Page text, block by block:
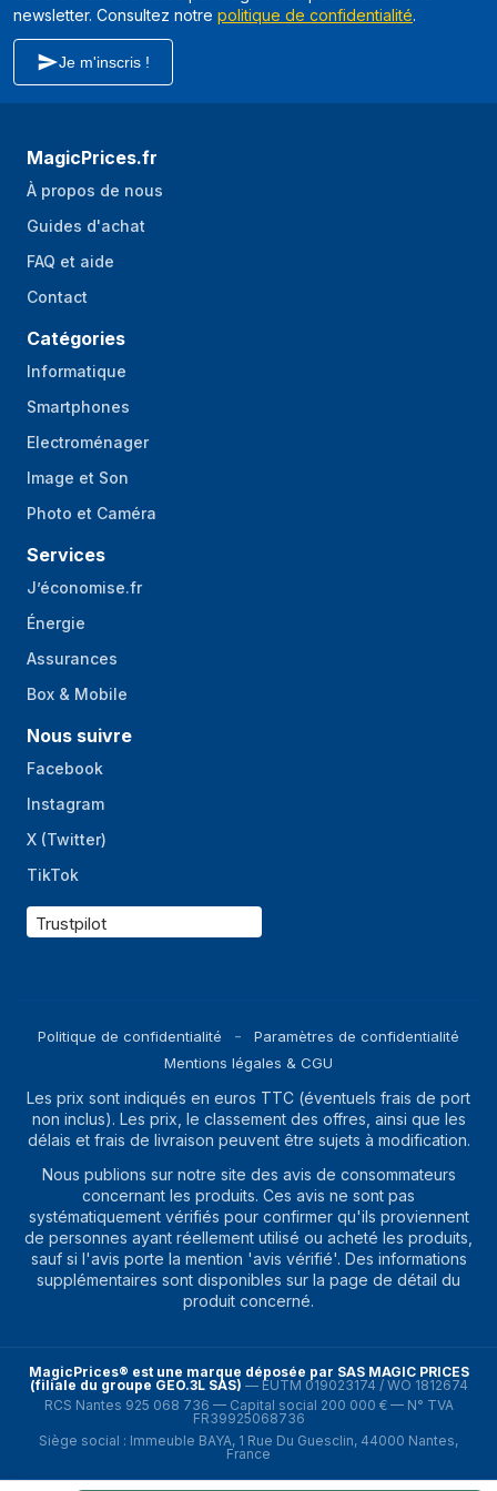
Capacité nette du
réfrigérateur
No Frost
Oui
Nombre de
clayettes/bacs du
réfrigérateur
Nombre de tiroirs à
fonctionnement très
froid
Lumière intérieure
du réfrigérateur
Type de lampe
Nombre d'étagères
amovibles
Compartiments de
réfrigérateur
œufs
Nombre de
tablettes à œufs
Balcon porte-
Fonction
Autres caractéristiques
Placement de
l'appareil
Sous comptoir
Couleur du produit Acier inoxydable
Écran integré Oui
Nom de la couleur Silver Inox
Emplacement
Droite
Angle d'ouverture
de la porte
105°
Position de l’écran Sur la porte
newsletter. Consultez notre politique de confidentialité.
Je m'inscris !
MagicPrices.fr
À propos de nous
Guides d'achat
FAQ et aide
Contact
Catégories
Informatique
Smartphones
Electroménager
Image et Son
Photo et Caméra
Services
J’économise.fr
Énergie
Assurances
Box & Mobile
Nous suivre
Facebook
Instagram
X (Twitter)
TikTok
Trustpilot
Politique de confidentialité
Paramètres de confidentialité
Mentions légales & CGU
Les prix sont indiqués en euros TTC (éventuels frais de port
non inclus). Les prix, le classement des offres, ainsi que les
délais et frais de livraison peuvent être sujets à modification.
Nous publions sur notre site des avis de consommateurs
concernant les produits. Ces avis ne sont pas
systématiquement vérifiés pour confirmer qu'ils proviennent
de personnes ayant réellement utilisé ou acheté les produits,
sauf si l'avis porte la mention 'avis vérifié'. Des informations
supplémentaires sont disponibles sur la page de détail du
produit concerné.
MagicPrices® est une marque déposée par SAS MAGIC PRICES
(filiale du groupe GEO.3L SAS) — EUTM 019023174 / WO 1812674
RCS Nantes 925 068 736 — Capital social 200 000 € — N° TVA
FR39925068736
Siège social : Immeuble BAYA, 1 Rue Du Guesclin, 44000 Nantes,
France